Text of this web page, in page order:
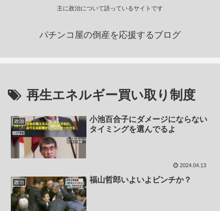
主に政治について語っているサイトです
パチンコ屋の倒産を応援するブログ
再生エネルギー買い取り制度
政治
小池百合子にダメージにならない
タイミングを選んでるよ
2024.04.13
政治 福山哲郎いよいよピンチか？